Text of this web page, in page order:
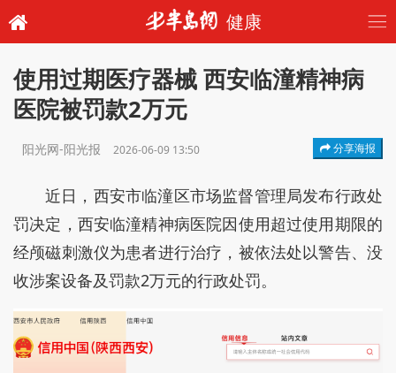
健康
使用过期医疗器械 西安临潼精神病
医院被罚款2万元
阳光网-阳光报 2026-06-09 13:50 分享海报
近日，西安市临潼区市场监督管理局发布行政处
罚决定，西安临潼精神病医院因使用超过使用期限的
经颅磁刺激仪为患者进行治疗，被依法处以警告、没
收涉案设备及罚款2万元的行政处罚。